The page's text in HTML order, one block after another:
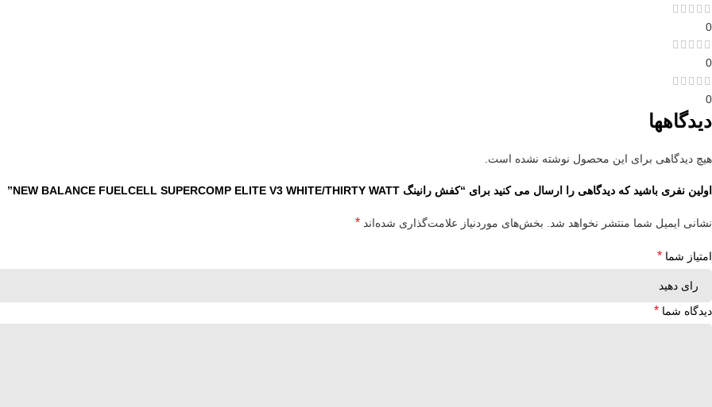
0
0
0
دیدگاهها
هیچ دیدگاهی برای این محصول نوشته نشده است.
اولین نفری باشید که دیدگاهی را ارسال می کنید برای “کفش رانینگ NEW BALANCE FUELCELL SUPERCOMP ELITE V3 WHITE/THIRTY WATT”
نشانی ایمیل شما منتشر نخواهد شد. بخش‌های موردنیاز علامت‌گذاری شده‌اند *
امتیاز شما *
دیدگاه شما *